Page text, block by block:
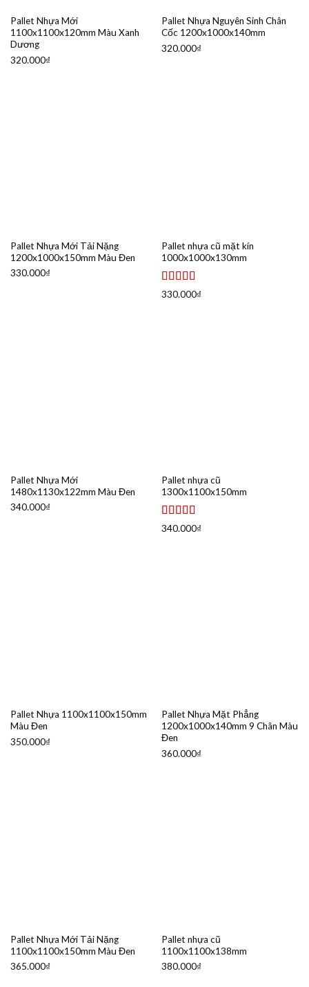
Pallet Nhựa Mới
1100x1100x120mm Màu Xanh
Dương
320.000₫
Pallet Nhựa Nguyên Sinh Chân
Cốc 1200x1000x140mm
320.000₫
Pallet Nhựa Mới Tải Nặng
1200x1000x150mm Màu Đen
330.000₫
Pallet nhựa cũ mặt kín
1000x1000x130mm
Được xếp
330.000₫
Pallet Nhựa Mới
1480x1130x122mm Màu Đen
340.000₫
Pallet nhựa cũ
1300x1100x150mm
Được xếp
340.000₫
Pallet Nhựa 1100x1100x150mm
Màu Đen
350.000₫
Pallet Nhựa Mặt Phẳng
1200x1000x140mm 9 Chân Màu
Đen
360.000₫
Pallet Nhựa Mới Tải Nặng
1100x1100x150mm Màu Đen
365.000₫
Pallet nhựa cũ
1100x1100x138mm
380.000₫